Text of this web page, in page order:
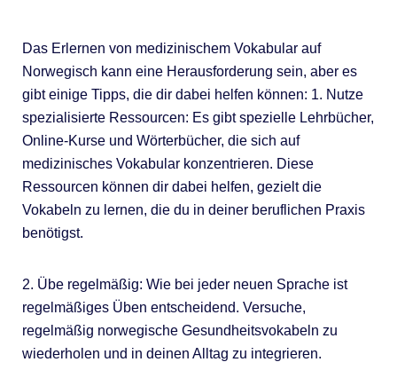
Das Erlernen von medizinischem Vokabular auf
Norwegisch kann eine Herausforderung sein, aber es
gibt einige Tipps, die dir dabei helfen können: 1. Nutze
spezialisierte Ressourcen: Es gibt spezielle Lehrbücher,
Online-Kurse und Wörterbücher, die sich auf
medizinisches Vokabular konzentrieren. Diese
Ressourcen können dir dabei helfen, gezielt die
Vokabeln zu lernen, die du in deiner beruflichen Praxis
benötigst.
2. Übe regelmäßig: Wie bei jeder neuen Sprache ist
regelmäßiges Üben entscheidend. Versuche,
regelmäßig norwegische Gesundheitsvokabeln zu
wiederholen und in deinen Alltag zu integrieren.